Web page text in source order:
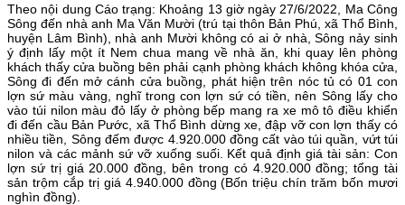
Theo nội dung Cáo trạng: Khoảng 13 giờ ngày 27/6/2022, Ma Công
Sông đến nhà anh Ma Văn Mười (trú tại thôn Bản Phú, xã Thổ Bình,
huyện Lâm Bình), nhà anh Mười không có ai ở nhà, Sông nảy sinh
ý định lấy một ít Nem chua mang về nhà ăn, khi quay lên phòng
khách thấy cửa buồng bên phải cạnh phòng khách không khóa cửa,
Sông đi đến mở cánh cửa buồng, phát hiện trên nóc tủ có 01 con
lợn sứ màu vàng, nghĩ trong con lợn sứ có tiền, nên Sông lấy cho
vào túi nilon màu đỏ lấy ở phòng bếp mang ra xe mô tô điều khiển
đi đến cầu Bản Pước, xã Thổ Bình dừng xe, đập vỡ con lợn thấy có
nhiều tiền, Sông đếm được 4.920.000 đồng cất vào túi quần, vứt túi
nilon và các mảnh sứ vỡ xuống suối. Kết quả định giá tài sản: Con
lợn sứ trị giá 20.000 đồng, bên trong có 4.920.000 đồng; tổng tài
sản trộm cắp trị giá 4.940.000 đồng (Bốn triệu chín trăm bốn mươi
nghìn đồng).